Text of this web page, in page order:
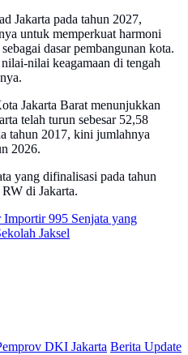
Jakarta pada tahun 2027,
untuk memperkuat harmoni
dasar pembangunan kota.
nilai keagamaan di tengah
Jakarta Barat menunjukkan
telah turun sebesar 52,58
tahun 2017, kini jumlahnya
2026.
yang difinalisasi pada tahun
di Jakarta.
995 Senjata yang
Jaksel
DKI Jakarta Berita Update